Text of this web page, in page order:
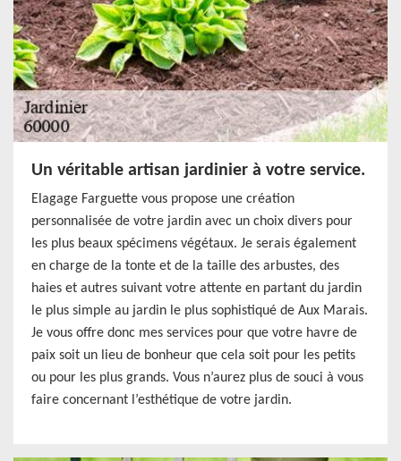
Un véritable artisan jardinier à votre service.
Elagage Farguette vous propose une création
personnalisée de votre jardin avec un choix divers pour
les plus beaux spécimens végétaux. Je serais également
en charge de la tonte et de la taille des arbustes, des
haies et autres suivant votre attente en partant du jardin
le plus simple au jardin le plus sophistiqué de Aux Marais.
Je vous offre donc mes services pour que votre havre de
paix soit un lieu de bonheur que cela soit pour les petits
ou pour les plus grands. Vous n’aurez plus de souci à vous
faire concernant l’esthétique de votre jardin.